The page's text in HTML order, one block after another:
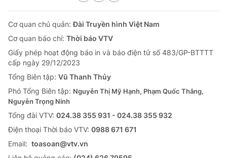
Cơ quan chủ quản:Đài Truyền hình Việt Nam
Cơ quan báo chí: Thời báo VTV
Giấy phép hoạt động báo in và báo điện tử số 483/GP-BTTTT
cấp ngày 29/12/2023
Tổng Biên tập: Vũ Thanh Thủy
Phó Tổng Biên tập: Nguyễn Thị Mỹ Hạnh, Phạm Quốc Thắng,
Nguyễn Trọng Ninh
Tổng đài VTV: 024.38 355 931 - 024.38 355 932
Ðiện thoại Thời báo VTV: 0988 671 671
Email: toasoan@vtv.vn